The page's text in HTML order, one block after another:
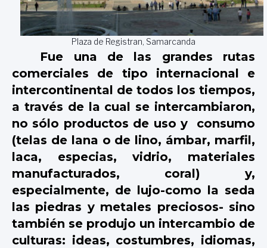
Plaza de Registran, Samarcanda
Fue una de las grandes rutas
comerciales de tipo internacional e
intercontinental de todos los tiempos,
a través de la cual se intercambiaron,
no sólo productos de uso y
consumo
(telas de lana o de lino, ámbar, marfil,
laca, especias,vidrio, materiales
manufacturados, coral) y,
especialmente, de lujo-como la seda
las piedras y metales preciosos- sino
también se produjo un intercambio de
culturas: ideas, costumbres, idiomas,